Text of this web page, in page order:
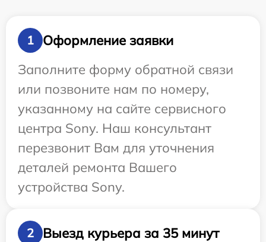
1
Оформление заявки
Заполните форму обратной связи
или позвоните нам по номеру,
указанному на сайте сервисного
центра Sony. Наш консультант
перезвонит Вам для уточнения
деталей ремонта Вашего
устройства Sony.
2
Выезд курьера за 35 минут